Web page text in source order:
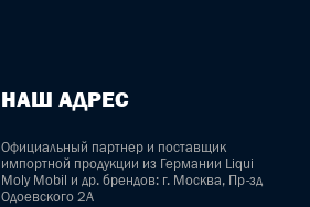
НАШ АДРЕС
Официальный партнер и поставщик
импортной продукции из Германии Liqui
Moly Mobil и др. брендов: г. Москва, Пр-зд
Одоевского 2А